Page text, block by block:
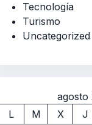
Tecnología
Turismo
Uncategorized
agosto
L
M X J